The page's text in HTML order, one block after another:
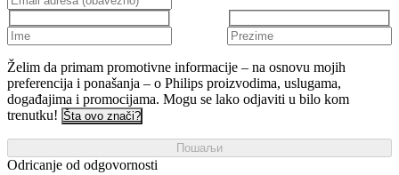
Želim da primam promotivne informacije – na osnovu mojih
preferencija i ponašanja – o Philips proizvodima, uslugama,
događajima i promocijama. Mogu se lako odjaviti u bilo kom
trenutku! Šta ovo znači?
Пошаљи
Odricanje od odgovornosti